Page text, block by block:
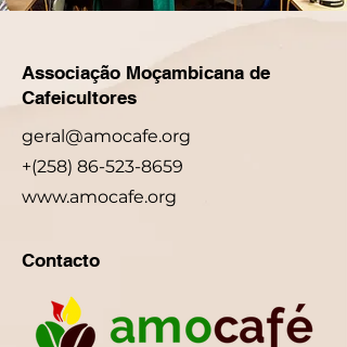
Associação Moçambicana de
Cafeicultores
geral@amocafe.org
+(258) 86-523-8659
www.amocafe.org
Contacto